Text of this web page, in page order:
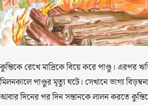
কুন্তিকে রেখে মাদ্রিকে বিয়ে করে পাণ্ডু। এরপর
মিলনকালে পাণ্ডুর মৃত্যু ঘটে। সেখানে ভাগ্য
আবার দিনের পর দিন সন্তানকে লালন করতে